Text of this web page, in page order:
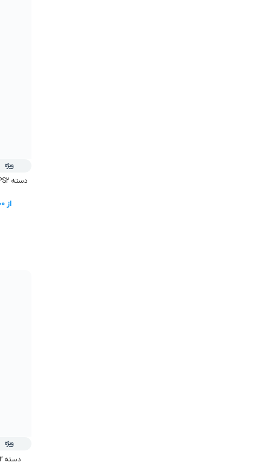
ویژه
دسته PS2 شوک ابريشمي رنگي آبی پکدار
از
ویژه
دسته PS2 شوک ابريشمي دکمه رنگي